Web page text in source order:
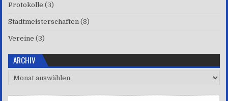
Protokolle (3)
Stadtmeisterschaften (8)
Vereine (3)
ARCHIV
Archiv